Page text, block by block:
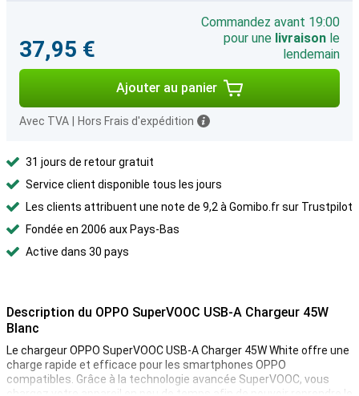
37,95 €
Commandez avant 19:00
pour une livraison le
lendemain
Ajouter au panier
Avec TVA Hors Frais d'expédition
31 jours de retour gratuit
Service client disponible tous les jours
Les clients attribuent une note de 9,2 à Gomibo.fr sur Trustpilot
Fondée en 2006 aux Pays-Bas
Active dans 30 pays
Description du OPPO SuperVOOC USB-A Chargeur 45W
Blanc
Le chargeur OPPO SuperVOOC USB-A Charger 45W White offre une
charge rapide et efficace pour les smartphones OPPO
compatibles. Grâce à la technologie avancée SuperVOOC, vous